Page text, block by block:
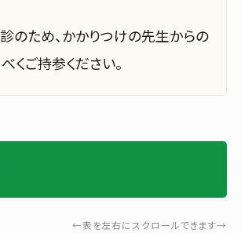
のため、かかりつけの先生からの
くご持参ください。
←表を左右にスクロールできます→